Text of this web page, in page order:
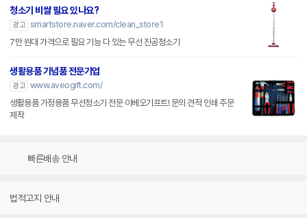
청소기 비쌀 필요 있나요?
광고 smartstore.naver.com/clean_store1
7만 원대 가격으로 필요 기능 다 있는 무선 진공청소기
생활용품 기념품 전문기업
광고 www.aveogift.com/
생활용품 가정용품 무선청소기 전문 아베오기프트! 문의 견적 인쇄 주문
제작
빠른배송 안내
법적고지 안내